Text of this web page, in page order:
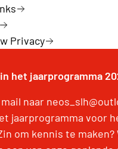
Privacy
het jaarprogramma
naar
jaarprogramma voor
om kennis te